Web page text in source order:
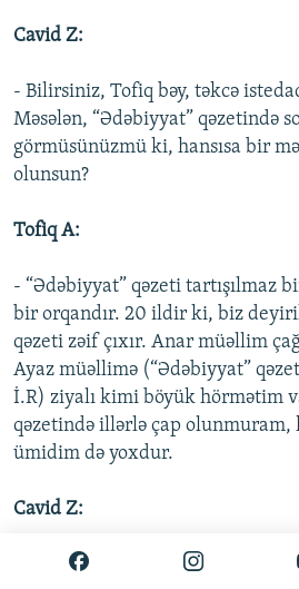
Cavid Z:
- Bilirsiniz, Tofiq bəy, təkcə
Məsələn, “Ədəbiyyat” qəzetində
görmüsünüzmü ki, hansısa bir
olunsun?
Tofiq A:
- “Ədəbiyyat” qəzeti tartışılmaz
bir orqandır. 20 ildir ki, biz
qəzeti zəif çıxır. Anar müəllim
Ayaz müəllimə (“Ədəbiyyat”
İ.R) ziyalı kimi böyük hörmətim
qəzetində illərlə çap olunmuram,
ümidim də yoxdur.
Cavid Z:
- Ümumiyyətlə, oxumursunuz,